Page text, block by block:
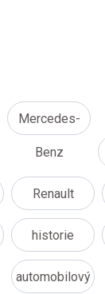
Mercedes-
Benz
Renault
historie
automobilový